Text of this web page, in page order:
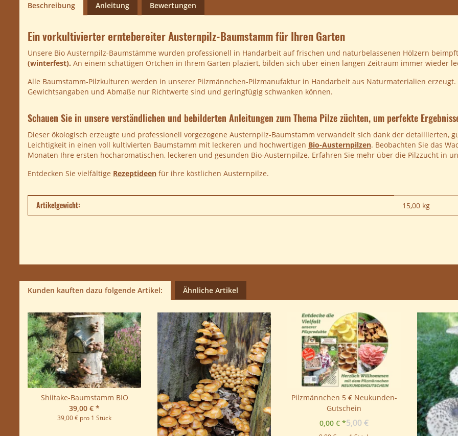
Beschreibung Anleitung Bewertungen
Ein vorkultivierter erntebereiter Austernpilz-Baumstamm für Ihren Garten
Unsere Bio Austernpilz-Baumstämme wurden professionell in Handarbeit auf frischen und naturbelassenen Hölzern
(winterfest). An einem schattigen Örtchen in Ihrem Garten plaziert, bilden sich über einen langen Zeitraum immer wieder
Alle Baumstamm-Pilzkulturen werden in unserer Pilzmännchen-Pilzmanufaktur in Handarbeit aus Naturmaterialien
Gewichtsangaben und Abmaße nur Richtwerte sind und geringfügig schwanken können.
Schauen Sie in unsere verständlichen und bebilderten Anleitungen zum Thema Pilze züchten, um perfekte
Dieser ökologisch erzeugte und professionell vorgezogene Austernpilz-Baumstamm verwandelt sich dank der
Leichtigkeit in einen voll kultivierten Baumstamm mit leckeren und hochwertigen Bio-Austernpilzen. Beobachten Sie das
Monaten Ihre ersten hocharomatischen, leckeren und gesunden Bio-Austernpilze. Erfahren Sie mehr über die Pilzzucht in
Entdecken Sie vielfältige Rezeptideen für ihre köstlichen Austernpilze.
Produkteigenschaft
Wert
Artikelgewicht: 15,00 kg
Kunden kauften dazu folgende Artikel: Ähnliche Artikel
Shiitake-Baumstamm BIO
39,00 € *
39,00 € pro 1 Stück
Pilzmännchen 5 € Neukunden-
Gutschein
0,00 € *5,00 €